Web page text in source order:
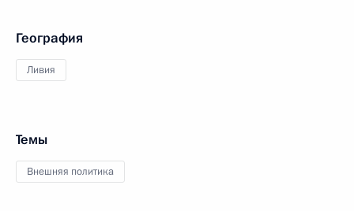
География
Ливия
Темы
Внешняя политика